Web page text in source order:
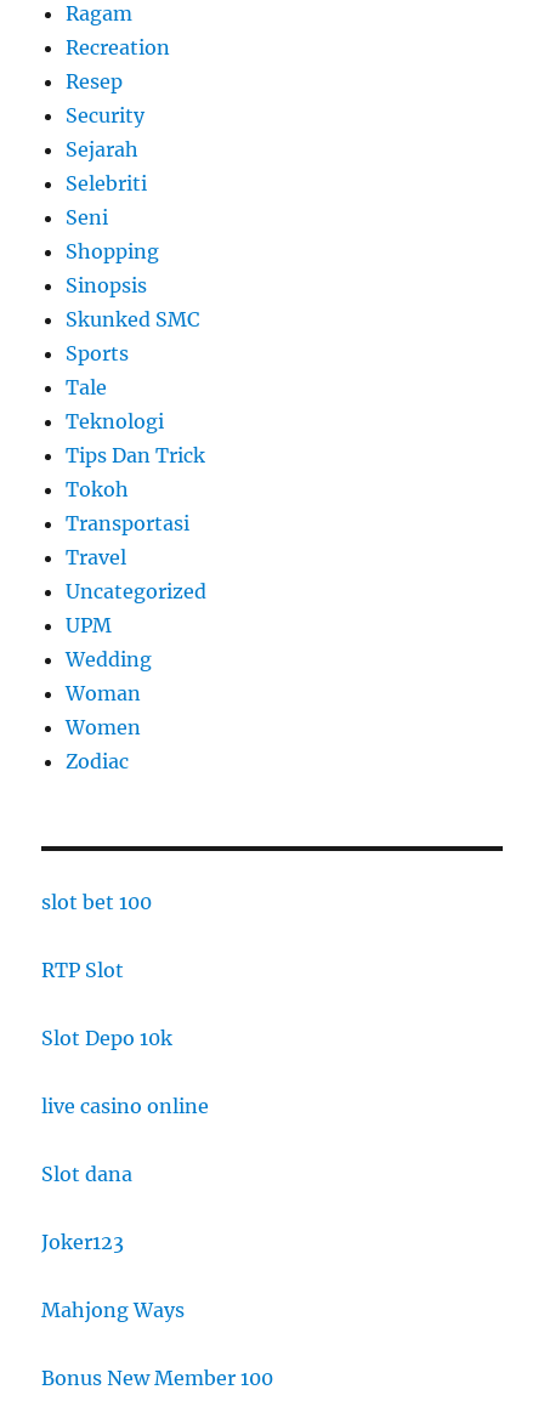
Ragam
Recreation
Resep
Security
Sejarah
Selebriti
Seni
Shopping
Sinopsis
Skunked SMC
Sports
Tale
Teknologi
Tips Dan Trick
Tokoh
Transportasi
Travel
Uncategorized
UPM
Wedding
Woman
Women
Zodiac
slot bet 100
RTP Slot
Slot Depo 10k
live casino online
Slot dana
Joker123
Mahjong Ways
Bonus New Member 100